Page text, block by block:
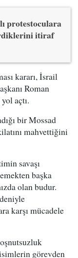
protestoculara
itiraf
kararı, İsrail
Roman
açtı.
bir Mossad
mahvettiğini
savaşı
başka
olan budur.
karşı mücadele
görevden